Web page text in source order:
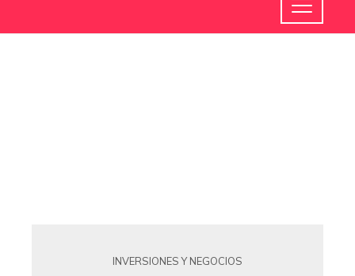
INVERSIONES Y NEGOCIOS